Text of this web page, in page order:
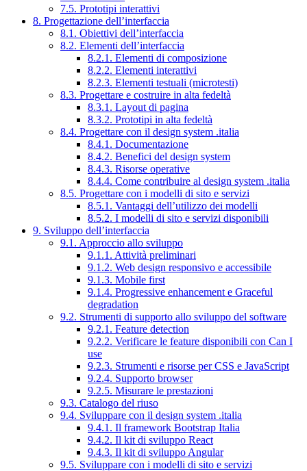
7.5. Prototipi interattivi
8. Progettazione dell’interfaccia
8.1. Obiettivi dell’interfaccia
8.2. Elementi dell’interfaccia
8.2.1. Elementi di composizione
8.2.2. Elementi interattivi
8.2.3. Elementi testuali (microtesti)
8.3. Progettare e costruire in alta fedeltà
8.3.1. Layout di pagina
8.3.2. Prototipi in alta fedeltà
8.4. Progettare con il design system .italia
8.4.1. Documentazione
8.4.2. Benefici del design system
8.4.3. Risorse operative
8.4.4. Come contribuire al design system .italia
8.5. Progettare con i modelli di sito e servizi
8.5.1. Vantaggi dell’utilizzo dei modelli
8.5.2. I modelli di sito e servizi disponibili
9. Sviluppo dell’interfaccia
9.1. Approccio allo sviluppo
9.1.1. Attività preliminari
9.1.2. Web design responsivo e accessibile
9.1.3. Mobile first
9.1.4. Progressive enhancement e Graceful
degradation
9.2. Strumenti di supporto allo sviluppo del software
9.2.1. Feature detection
9.2.2. Verificare le feature disponibili con Can I
use
9.2.3. Strumenti e risorse per CSS e JavaScript
9.2.4. Supporto browser
9.2.5. Misurare le prestazioni
9.3. Catalogo del riuso
9.4. Sviluppare con il design system .italia
9.4.1. Il framework Bootstrap Italia
9.4.2. Il kit di sviluppo React
9.4.3. Il kit di sviluppo Angular
9.5. Sviluppare con i modelli di sito e servizi